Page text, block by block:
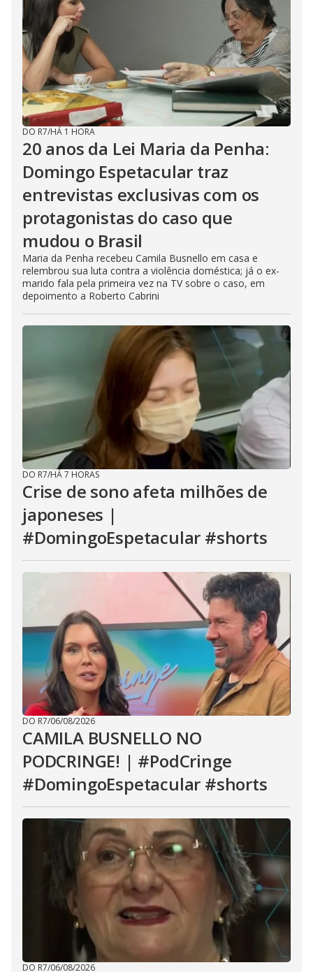
DO R7/HÁ 1 HORA
20 anos da Lei Maria da Penha:
Domingo Espetacular traz
entrevistas exclusivas com os
protagonistas do caso que
mudou o Brasil
Maria da Penha recebeu Camila Busnello em casa e
relembrou sua luta contra a violência doméstica; já o ex-
marido fala pela primeira vez na TV sobre o caso, em
depoimento a Roberto Cabrini
DO R7/HÁ 7 HORAS
Crise de sono afeta milhões de
japoneses |
#DomingoEspetacular #shorts
DO R7/06/08/2026
CAMILA BUSNELLO NO
PODCRINGE! | #PodCringe
#DomingoEspetacular #shorts
DO R7/06/08/2026